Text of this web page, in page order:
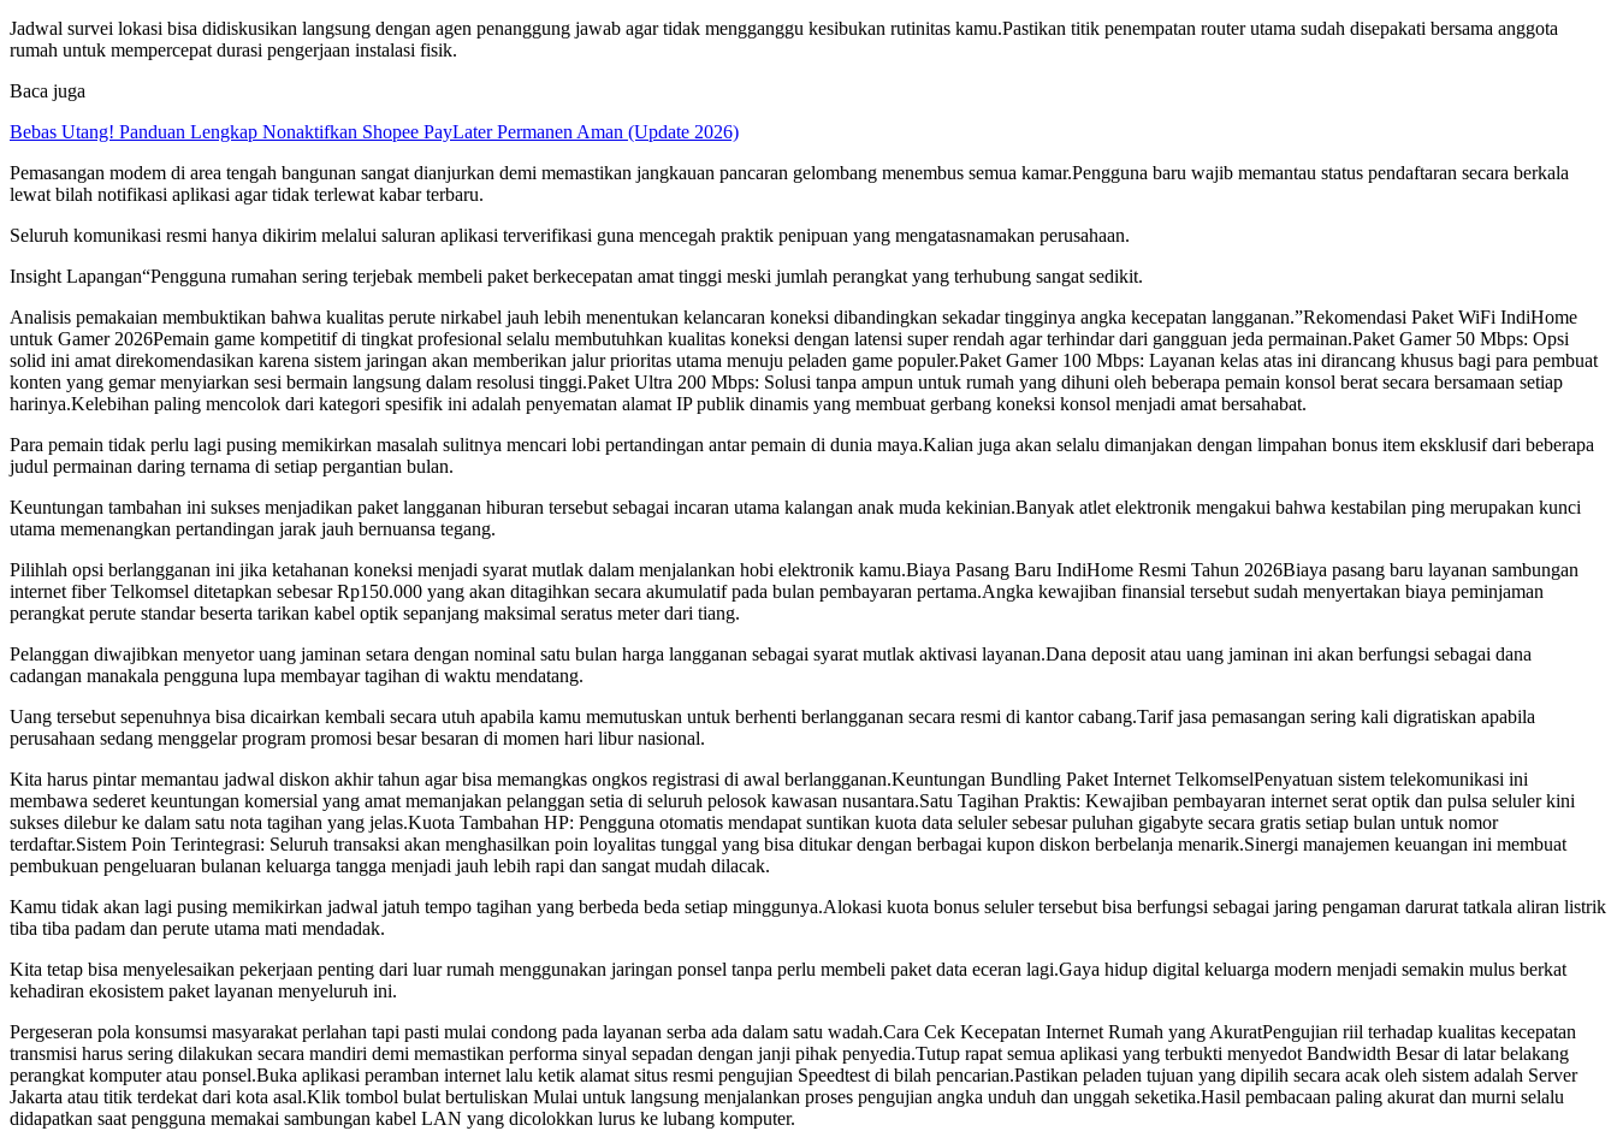
Jadwal survei lokasi bisa didiskusikan langsung dengan agen penanggung jawab agar tidak mengganggu kesibukan rutinitas kamu.Pastikan titik penempatan router utama sudah disepakati bersama anggota
rumah untuk mempercepat durasi pengerjaan instalasi fisik.
Baca juga
Bebas Utang! Panduan Lengkap Nonaktifkan Shopee PayLater Permanen Aman (Update 2026)
Pemasangan modem di area tengah bangunan sangat dianjurkan demi memastikan jangkauan pancaran gelombang menembus semua kamar.Pengguna baru wajib memantau status pendaftaran secara berkala
lewat bilah notifikasi aplikasi agar tidak terlewat kabar terbaru.
Seluruh komunikasi resmi hanya dikirim melalui saluran aplikasi terverifikasi guna mencegah praktik penipuan yang mengatasnamakan perusahaan.
Insight Lapangan“Pengguna rumahan sering terjebak membeli paket berkecepatan amat tinggi meski jumlah perangkat yang terhubung sangat sedikit.
Analisis pemakaian membuktikan bahwa kualitas perute nirkabel jauh lebih menentukan kelancaran koneksi dibandingkan sekadar tingginya angka kecepatan langganan.”Rekomendasi Paket WiFi IndiHome
untuk Gamer 2026Pemain game kompetitif di tingkat profesional selalu membutuhkan kualitas koneksi dengan latensi super rendah agar terhindar dari gangguan jeda permainan.Paket Gamer 50 Mbps: Opsi
solid ini amat direkomendasikan karena sistem jaringan akan memberikan jalur prioritas utama menuju peladen game populer.Paket Gamer 100 Mbps: Layanan kelas atas ini dirancang khusus bagi para pembuat
konten yang gemar menyiarkan sesi bermain langsung dalam resolusi tinggi.Paket Ultra 200 Mbps: Solusi tanpa ampun untuk rumah yang dihuni oleh beberapa pemain konsol berat secara bersamaan setiap
harinya.Kelebihan paling mencolok dari kategori spesifik ini adalah penyematan alamat IP publik dinamis yang membuat gerbang koneksi konsol menjadi amat bersahabat.
Para pemain tidak perlu lagi pusing memikirkan masalah sulitnya mencari lobi pertandingan antar pemain di dunia maya.Kalian juga akan selalu dimanjakan dengan limpahan bonus item eksklusif dari beberapa
judul permainan daring ternama di setiap pergantian bulan.
Keuntungan tambahan ini sukses menjadikan paket langganan hiburan tersebut sebagai incaran utama kalangan anak muda kekinian.Banyak atlet elektronik mengakui bahwa kestabilan ping merupakan kunci
utama memenangkan pertandingan jarak jauh bernuansa tegang.
Pilihlah opsi berlangganan ini jika ketahanan koneksi menjadi syarat mutlak dalam menjalankan hobi elektronik kamu.Biaya Pasang Baru IndiHome Resmi Tahun 2026Biaya pasang baru layanan sambungan
internet fiber Telkomsel ditetapkan sebesar Rp150.000 yang akan ditagihkan secara akumulatif pada bulan pembayaran pertama.Angka kewajiban finansial tersebut sudah menyertakan biaya peminjaman
perangkat perute standar beserta tarikan kabel optik sepanjang maksimal seratus meter dari tiang.
Pelanggan diwajibkan menyetor uang jaminan setara dengan nominal satu bulan harga langganan sebagai syarat mutlak aktivasi layanan.Dana deposit atau uang jaminan ini akan berfungsi sebagai dana
cadangan manakala pengguna lupa membayar tagihan di waktu mendatang.
Uang tersebut sepenuhnya bisa dicairkan kembali secara utuh apabila kamu memutuskan untuk berhenti berlangganan secara resmi di kantor cabang.Tarif jasa pemasangan sering kali digratiskan apabila
perusahaan sedang menggelar program promosi besar besaran di momen hari libur nasional.
Kita harus pintar memantau jadwal diskon akhir tahun agar bisa memangkas ongkos registrasi di awal berlangganan.Keuntungan Bundling Paket Internet TelkomselPenyatuan sistem telekomunikasi ini
membawa sederet keuntungan komersial yang amat memanjakan pelanggan setia di seluruh pelosok kawasan nusantara.Satu Tagihan Praktis: Kewajiban pembayaran internet serat optik dan pulsa seluler kini
sukses dilebur ke dalam satu nota tagihan yang jelas.Kuota Tambahan HP: Pengguna otomatis mendapat suntikan kuota data seluler sebesar puluhan gigabyte secara gratis setiap bulan untuk nomor
terdaftar.Sistem Poin Terintegrasi: Seluruh transaksi akan menghasilkan poin loyalitas tunggal yang bisa ditukar dengan berbagai kupon diskon berbelanja menarik.Sinergi manajemen keuangan ini membuat
pembukuan pengeluaran bulanan keluarga tangga menjadi jauh lebih rapi dan sangat mudah dilacak.
Kamu tidak akan lagi pusing memikirkan jadwal jatuh tempo tagihan yang berbeda beda setiap minggunya.Alokasi kuota bonus seluler tersebut bisa berfungsi sebagai jaring pengaman darurat tatkala aliran listrik
tiba tiba padam dan perute utama mati mendadak.
Kita tetap bisa menyelesaikan pekerjaan penting dari luar rumah menggunakan jaringan ponsel tanpa perlu membeli paket data eceran lagi.Gaya hidup digital keluarga modern menjadi semakin mulus berkat
kehadiran ekosistem paket layanan menyeluruh ini.
Pergeseran pola konsumsi masyarakat perlahan tapi pasti mulai condong pada layanan serba ada dalam satu wadah.Cara Cek Kecepatan Internet Rumah yang AkuratPengujian riil terhadap kualitas kecepatan
transmisi harus sering dilakukan secara mandiri demi memastikan performa sinyal sepadan dengan janji pihak penyedia.Tutup rapat semua aplikasi yang terbukti menyedot Bandwidth Besar di latar belakang
perangkat komputer atau ponsel.Buka aplikasi peramban internet lalu ketik alamat situs resmi pengujian Speedtest di bilah pencarian.Pastikan peladen tujuan yang dipilih secara acak oleh sistem adalah Server
Jakarta atau titik terdekat dari kota asal.Klik tombol bulat bertuliskan Mulai untuk langsung menjalankan proses pengujian angka unduh dan unggah seketika.Hasil pembacaan paling akurat dan murni selalu
didapatkan saat pengguna memakai sambungan kabel LAN yang dicolokkan lurus ke lubang komputer.